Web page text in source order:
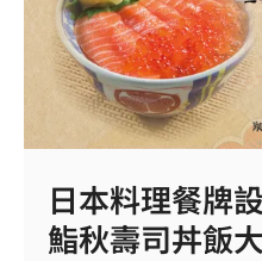
日本料理餐牌
鮨秋壽司丼飯